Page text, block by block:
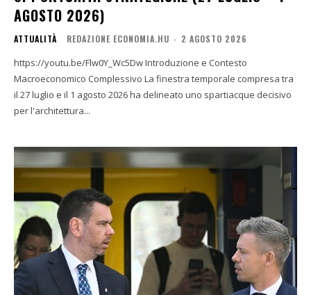
AGOSTO 2026)
ATTUALITÀ REDAZIONE ECONOMIA.HU - 2 AGOSTO 2026
https://youtu.be/Flw0Y_Wc5Dw Introduzione e Contesto
Macroeconomico Complessivo La finestra temporale compresa tra
il 27 luglio e il 1 agosto 2026 ha delineato uno spartiacque decisivo
per l'architettura...